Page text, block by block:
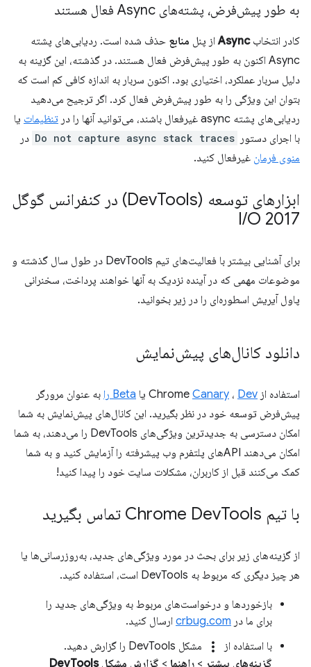
به طور پیش‌فرض، پشته‌های Async فعال هستند
کادر انتخابAsyncاز پنل منابع حذف شده است. ردیابی‌های پشته
Async اکنون به طور پیش‌فرض فعال هستند. در گذشته، این گزینه به
دلیل سربار عملکرد، اختیاری بود. اکنون سربار به اندازه کافی کم است که
بتوان این ویژگی را به طور پیش‌فرض فعال کرد. اگر ترجیح می‌دهید
ردیابی‌های پشته async غیرفعال باشند، می‌توانید آنها را در
تنظیمات یا
با اجرای دستور Do not capture async stack traces در
منوی فرمان غیرفعال کنید.
ابزارهای توسعه (Dev
Tools) در کنفرانس گوگل
I/O 2017
برای آشنایی بیشتر با فعالیت‌های تیم DevTools در طول سال گذشته و
موضوعات مهمی که در آینده نزدیک به آنها خواهند پرداخت، سخنرانی
پاول آیریش اسطوره‌ای را در زیر بخوانید.
دانلود کانال‌های پیش‌نمایش
استفاده از Chrome Canary ، Dev یا Beta را
به عنوان مرورگر
پیش‌فرض توسعه خود در نظر بگیرید. این کانال‌های پیش‌نمایش به شما
امکان دسترسی به جدیدترین ویژگی‌های DevTools را می‌دهند، به شما
امکان می‌دهند APIهای پلتفرم وب پیشرفته را آزمایش کنید و به شما
کمک می‌کنند قبل از کاربران، مشکلات سایت خود را پیدا کنید!
با تیم Chrome Dev Tools تماس بگیرید
از گزینه‌های زیر برای بحث در مورد ویژگی‌های جدید، به‌روزرسانی‌ها یا
هر چیز دیگری که مربوط به DevTools است، استفاده کنید.
بازخوردها و درخواست‌های مربوط به ویژگی‌های جدید را
برای ما در crbug.com ارسال کنید.
با استفاده از
more_vert
مشکل DevTools را گزارش دهید.
گزینه‌های بیشتر > راهنما > گزارش مشکل DevTools